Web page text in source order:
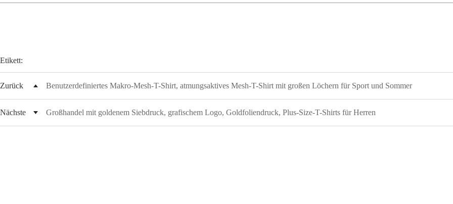
Konditionen an.
Etikett:
Zurück Benutzerdefiniertes Makro-Mesh-T-Shirt, atmungsaktives Mesh-T-Shirt mit großen Löchern für Sport und Sommer
Nächste Großhandel mit goldenem Siebdruck, grafischem Logo, Goldfoliendruck, Plus-Size-T-Shirts für Herren